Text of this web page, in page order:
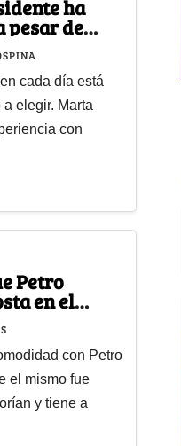
ha
pesar de
cada día está
elegir. Marta
con
Petro
en el
con Petro
el mismo fue
y tiene a